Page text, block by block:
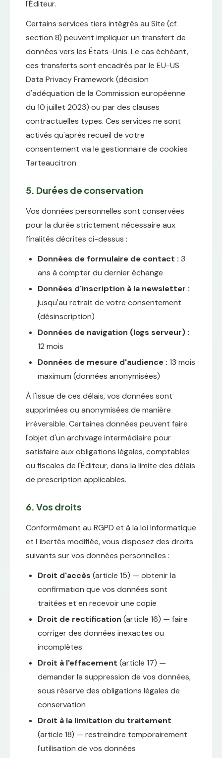
l'Éditeur.
Certains services tiers intégrés au Site (cf.
section 8) peuvent impliquer un transfert de
données vers les États-Unis. Le cas échéant,
ces transferts sont encadrés par le EU-US
Data Privacy Framework (décision
d'adéquation de la Commission européenne
du 10 juillet 2023) ou par des clauses
contractuelles types. Ces services ne sont
activés qu'après recueil de votre
consentement via le gestionnaire de cookies
Tarteaucitron.
5. Durées de conservation
Vos données personnelles sont conservées
pour la durée strictement nécessaire aux
finalités décrites ci-dessus :
Données de formulaire de contact : 3
ans à compter du dernier échange
Données d'inscription à la newsletter :
jusqu'au retrait de votre consentement
(désinscription)
Données de navigation (logs serveur) :
12 mois
Données de mesure d'audience : 13 mois
maximum (données anonymisées)
À l'issue de ces délais, vos données sont
supprimées ou anonymisées de manière
irréversible. Certaines données peuvent faire
l'objet d'un archivage intermédiaire pour
satisfaire aux obligations légales, comptables
ou fiscales de l'Éditeur, dans la limite des délais
de prescription applicables.
6. Vos droits
Conformément au RGPD et à la loi Informatique
et Libertés modifiée, vous disposez des droits
suivants sur vos données personnelles :
Droit d'accès (article 15) — obtenir la
confirmation que vos données sont
traitées et en recevoir une copie
Droit de rectification (article 16) — faire
corriger des données inexactes ou
incomplètes
Droit à l'effacement (article 17) —
demander la suppression de vos données,
sous réserve des obligations légales de
conservation
Droit à la limitation du traitement
(article 18) — restreindre temporairement
l'utilisation de vos données